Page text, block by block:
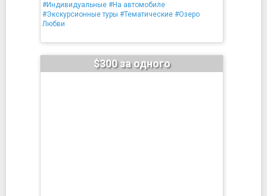
#Индивидуальные #На автомобиле
#Экскурсионные туры #Тематические #Озеро
Любви
$300 за одного